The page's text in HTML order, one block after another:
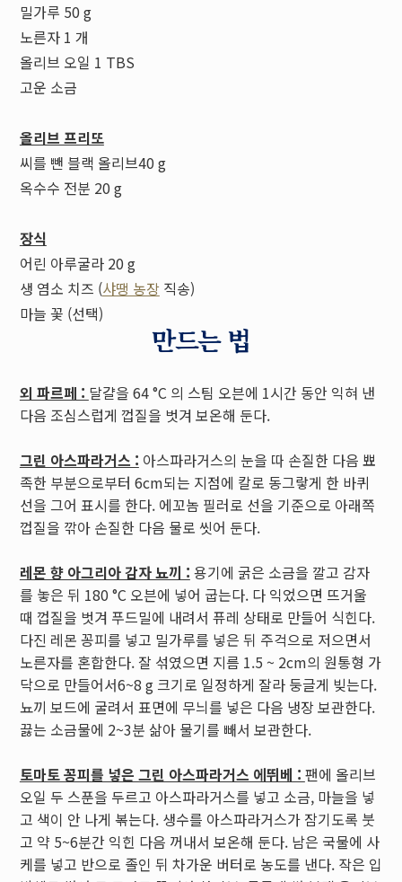
밀가루 50 g
노른자 1 개
올리브 오일 1 TBS
고운 소금
올리브 프리또
씨를 뺀 블랙 올리브40 g
옥수수 전분 20 g
장식
어린 아루굴라 20 g
생 염소 치즈 (샤땡 농장직송)
마늘 꽃 (선택)
만드는 법
외 파르페 : 달걀을 64 °C 의 스팀 오븐에 1시간 동안 익혀 낸
다음 조심스럽게 껍질을 벗겨 보온해 둔다.
그린 아스파라거스 : 아스파라거스의 눈을 따 손질한 다음 뾰
족한 부분으로부터 6cm되는 지점에 칼로 동그랗게 한 바퀴
선을 그어 표시를 한다. 에꼬놈 필러로 선을 기준으로 아래쪽
껍질을 깎아 손질한 다음 물로 씻어 둔다.
레몬 향 아그리아 감자 뇨끼 : 용기에 굵은 소금을 깔고 감자
를 놓은 뒤 180 °C 오븐에 넣어 굽는다. 다 익었으면 뜨거울
때 껍질을 벗겨 푸드밀에 내려서 퓨레 상태로 만들어 식힌다.
다진 레몬 꽁피를 넣고 밀가루를 넣은 뒤 주걱으로 저으면서
노른자를 혼합한다. 잘 섞였으면 지름 1.5 ~ 2cm의 원통형 가
닥으로 만들어서6~8 g 크기로 일정하게 잘라 둥글게 빚는다.
뇨끼 보드에 굴려서 표면에 무늬를 넣은 다음 냉장 보관한다.
끓는 소금물에 2~3분 삶아 물기를 빼서 보관한다.
토마토 꽁피를 넣은 그린 아스파라거스 에뛰베 : 팬에 올리브
오일 두 스푼을 두르고 아스파라거스를 넣고 소금, 마늘을 넣
고 색이 안 나게 볶는다. 생수를 아스파라거스가 잠기도록 붓
고 약 5~6분간 익힌 다음 꺼내서 보온해 둔다. 남은 국물에 사
케를 넣고 반으로 졸인 뒤 차가운 버터로 농도를 낸다. 작은 입